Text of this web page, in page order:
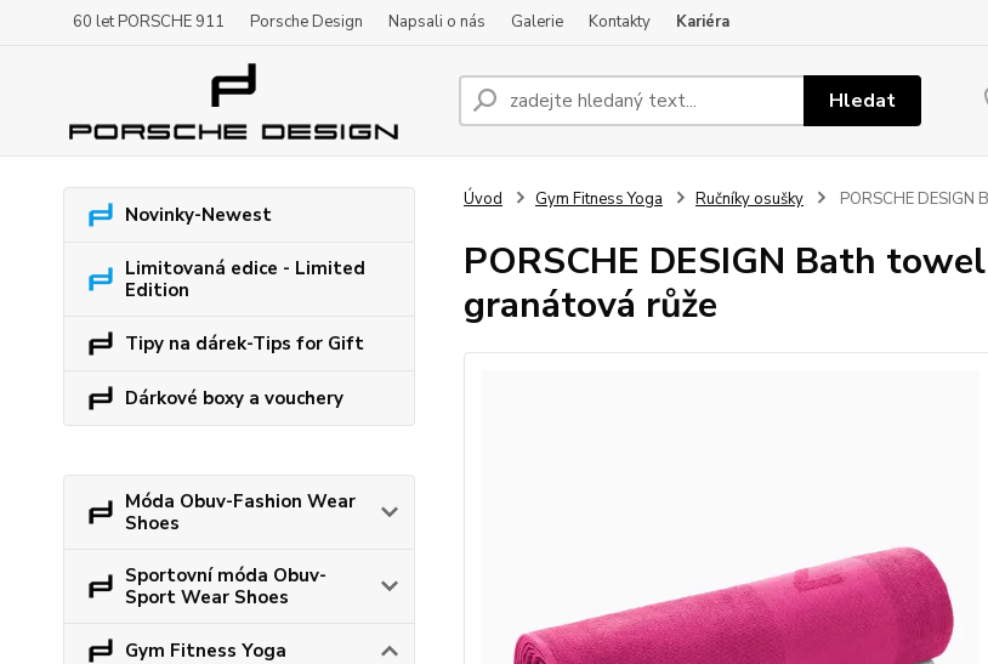
60 let PORSCHE 911 Porsche Design Napsali o nás Galerie Kontakty Kariéra
Hledat
Novinky-Newest
Limitovaná edice - Limited
Edition
Tipy na dárek-Tips for Gift
Dárkové boxy a vouchery
Móda Obuv-Fashion Wear
Shoes
Sportovní móda Obuv-
Sport Wear Shoes
Gym Fitness Yoga
Úvod Gym Fitness Yoga Ručníky osušky PORSCHE
PORSCHE DESIGN Bath
granátová růže